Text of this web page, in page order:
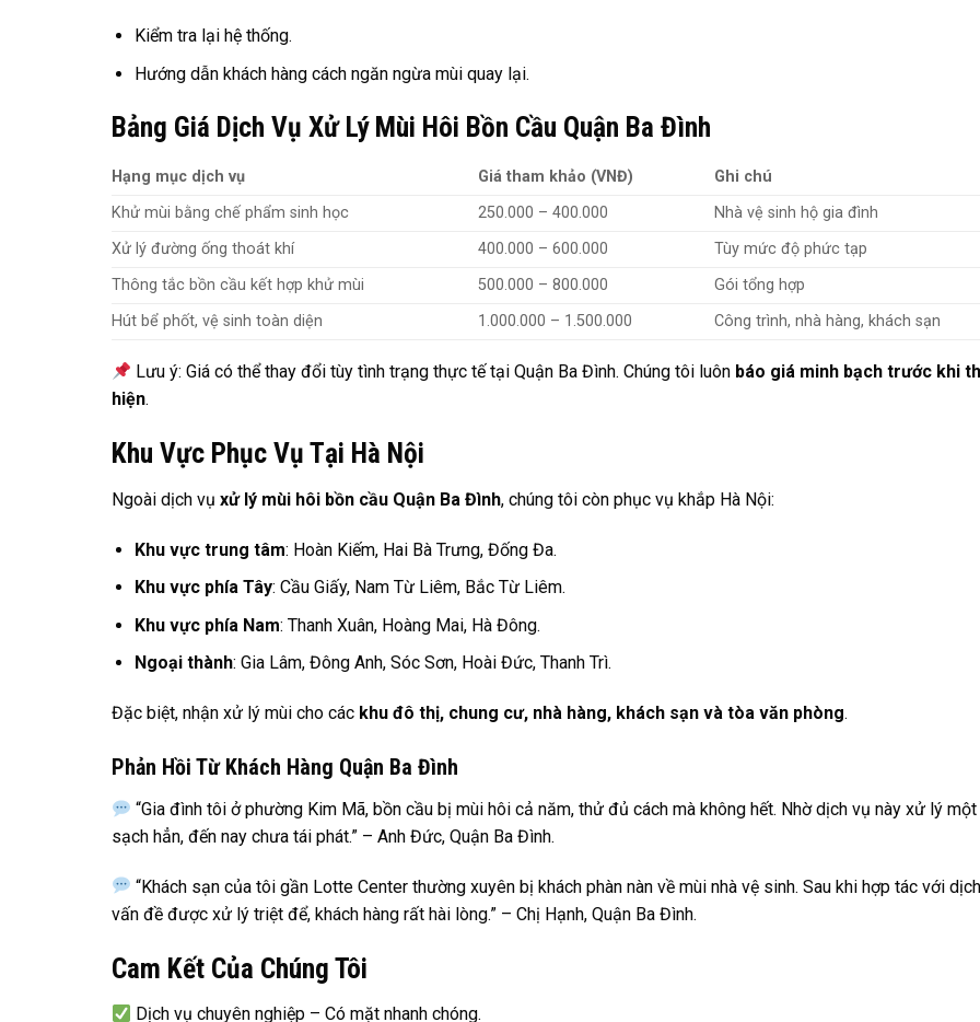
Kiểm tra lại hệ thống.
Hướng dẫn khách hàng cách ngăn ngừa mùi quay lại.
Bảng Giá Dịch Vụ Xử Lý Mùi Hôi Bồn Cầu Quận Ba Đình
Hạng mục dịch vụ Giá tham khảo (VNĐ)
Ghi chú
Khử mùi bằng chế phẩm sinh học
250.000 – 400.000
Nhà vệ sinh hộ gia đình
Xử lý đường ống thoát khí
400.000 – 600.000
Tùy mức độ phức tạp
Thông tắc bồn cầu kết hợp khử mùi
500.000 – 800.000
Gói tổng hợp
Hút bể phốt, vệ sinh toàn diện
1.000.000 – 1.500.000 Công trình, nhà hàng, khách sạn
Lưu ý: Giá có thể thay đổi tùy tình trạng thực tế tại Quận Ba Đình. Chúng tôi luôn báo giá minh bạch trước khi
hiện.
Khu Vực Phục Vụ Tại Hà Nội
Ngoài dịch vụ xử lý mùi hôi bồn cầu Quận Ba Đình, chúng tôi còn phục vụ khắp Hà Nội:
Khu vực trung tâm: Hoàn Kiếm, Hai Bà Trưng, Đống Đa.
Khu vực phía Tây: Cầu Giấy, Nam Từ Liêm, Bắc Từ Liêm.
Khu vực phía Nam: Thanh Xuân, Hoàng Mai, Hà Đông.
Ngoại thành: Gia Lâm, Đông Anh, Sóc Sơn, Hoài Đức, Thanh Trì.
Đặc biệt, nhận xử lý mùi cho các khu đô thị, chung cư, nhà hàng, khách sạn và tòa văn phòng.
Phản Hồi Từ Khách Hàng Quận Ba Đình
“Gia đình tôi ở phường Kim Mã, bồn cầu bị mùi hôi cả năm, thử đủ cách mà không hết. Nhờ dịch vụ này xử lý
sạch hẳn, đến nay chưa tái phát.” – Anh Đức, Quận Ba Đình.
“Khách sạn của tôi gần Lotte Center thường xuyên bị khách phàn nàn về mùi nhà vệ sinh. Sau khi hợp tác với
vấn đề được xử lý triệt để, khách hàng rất hài lòng.” – Chị Hạnh, Quận Ba Đình.
Cam Kết Của Chúng Tôi
Dịch vụ chuyên nghiệp – Có mặt nhanh chóng.